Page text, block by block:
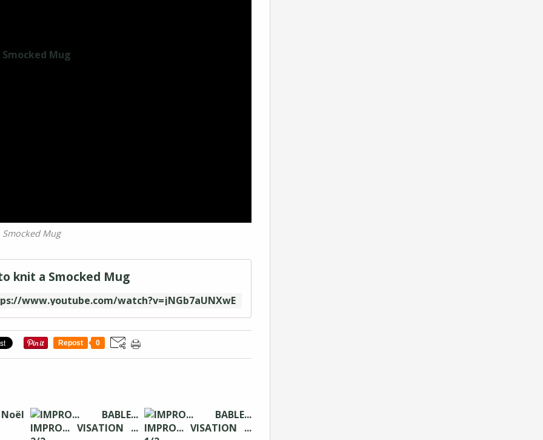
Smocked Mug
knit a Smocked Mug
www.youtube.com/watch?v=jNGb7aUNXwE
Repost 0